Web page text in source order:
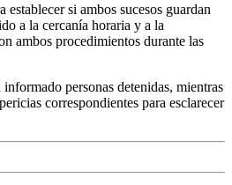
establecer si ambos sucesos guardan
a la cercanía horaria y a la
ambos procedimientos durante las
personas detenidas, mientras
correspondientes para esclarecer